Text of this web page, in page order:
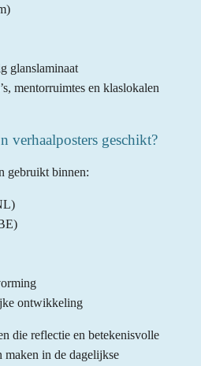
glanslaminaat
mentorruimtes en klaslokalen
verhaalposters geschikt?
gebruikt binnen:
ontwikkeling
die reflectie en betekenisvolle
maken in de dagelijkse